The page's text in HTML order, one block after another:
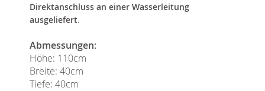
Direktanschluss an einer Wasserleitung
ausgeliefert.
Abmessungen:
Höhe: 110cm
Breite: 40cm
Tiefe: 40cm